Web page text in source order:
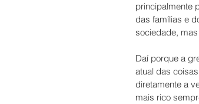
principalmente
das famílias e
sociedade,
Daí porque a
atual das
diretamente a
mais rico